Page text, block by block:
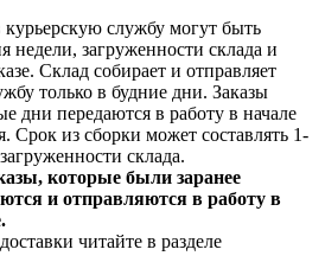
курьерскую службу могут быть
недели, загруженности склада и
Склад собирает и отправляет
только в будние дни. Заказы
дни передаются в работу в начале
Срок из сборки может составлять 1-
склада.
которые были заранее
и отправляются в работу в
читайте в разделе